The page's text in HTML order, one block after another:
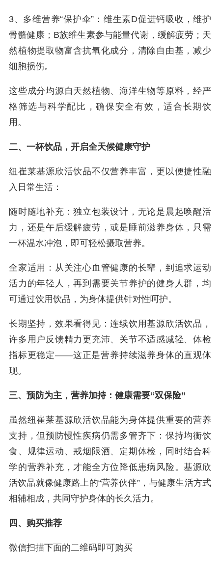
3、多维营养“保护伞”：维生素D促进钙吸收，维护
骨骼健康；B族维生素参与能量代谢，缓解疲劳；天
然植物提取物富含抗氧化成分，清除自由基，减少
细胞损伤。
这些成分均源自天然植物、海洋生物等原料，经严
格筛选与科学配比，确保安全有效，适合长期饮
用。
二、一杯饮品，开启全天候健康守护
纽崔莱基源欣活饮品不仅营养丰富，更以便捷性融
入日常生活：
随时随地补充：独立包装设计，无论是晨起唤醒活
力，还是午后缓解疲劳，或是睡前滋养身体，只需
一杯温水冲泡，即可轻松摄取营养。
全家适用：从关注心血管健康的长辈，到追求运动
活力的年轻人，再到需要关节养护的健身人群，均
可通过饮用饮品，为身体提供针对性呵护。
长期坚持，效果看得见：连续饮用基源欣活饮品，
许多用户反馈精力更充沛、关节不适感减轻、体检
指标更稳定——这正是营养持续滋养身体的直观体
现。
三、预防为主，营养加持：健康需要“双保险”
虽然纽崔莱基源欣活饮品能为身体提供重要的营养
支持，但预防慢性疾病仍需多管齐下：保持均衡饮
食、规律运动、戒烟限酒、定期体检，同时结合科
学的营养补充，才能全方位降低患病风险。基源欣
活饮品就像健康路上的“营养伙伴”，与健康生活方式
相辅相成，共同守护身体的长久活力。
四、购买推荐
微信扫描下面的二维码即可购买